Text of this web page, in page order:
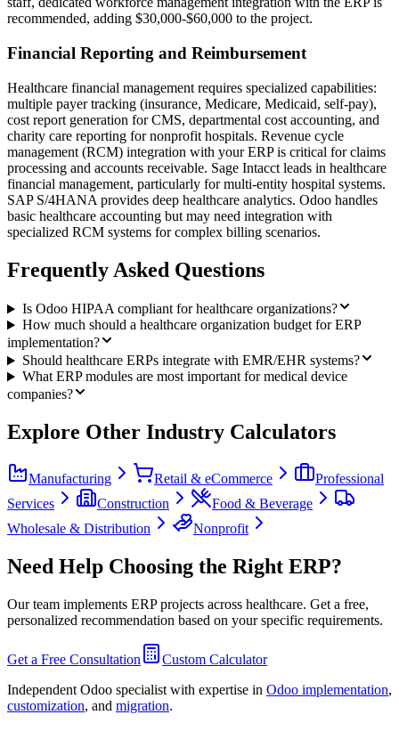
recommended, adding $30,000-$60,000 to the project.
Financial Reporting and Reimbursement
Healthcare financial management requires specialized capabilities:
multiple payer tracking (insurance, Medicare, Medicaid, self-pay),
cost report generation for CMS, departmental cost accounting, and
charity care reporting for nonprofit hospitals. Revenue cycle
management (RCM) integration with your ERP is critical for claims
processing and accounts receivable. Sage Intacct leads in healthcare
financial management, particularly for multi-entity hospital systems.
SAP S/4HANA provides deep healthcare analytics. Odoo handles
basic healthcare accounting but may need integration with
specialized RCM systems for complex billing scenarios.
Frequently Asked Questions
Is Odoo HIPAA compliant for healthcare organizations?
How much should a healthcare organization budget for ERP
implementation?
Should healthcare ERPs integrate with EMR/EHR systems?
What ERP modules are most important for medical device
companies?
Explore Other Industry Calculators
Manufacturing Retail & eCommerce
Professional
Services
Construction
Food & Beverage
Wholesale & Distribution
Nonprofit
Need Help Choosing the Right ERP?
Our team implements ERP projects across healthcare. Get a free,
personalized recommendation based on your specific requirements.
Get a Free Consultation
Custom Calculator
Independent Odoo specialist with expertise in Odoo implementation,
customization, and migration.